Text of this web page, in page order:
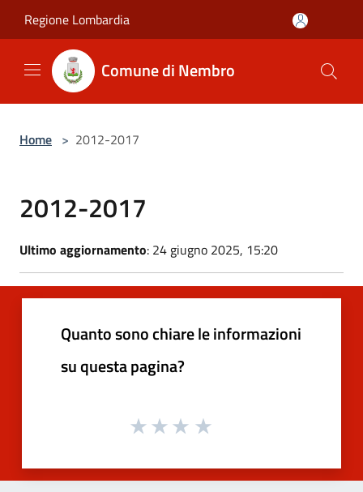
Regione Lombardia
Comune di Nembro
Home > 2012-2017
2012-2017
Ultimo aggiornamento: 24 giugno 2025, 15:20
Quanto sono chiare le informazioni
su questa pagina?